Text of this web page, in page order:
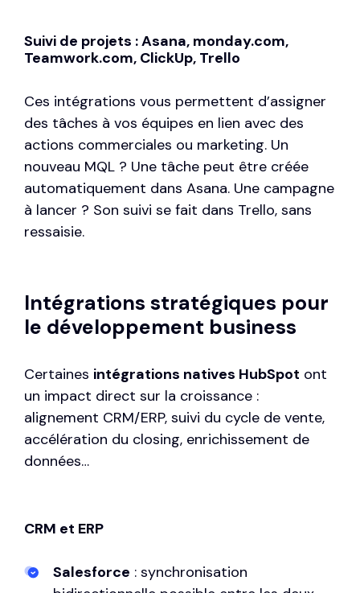
Suivi de projets : Asana, monday.com,
Teamwork.com, ClickUp, Trello
Ces intégrations vous permettent d’assigner
des tâches à vos équipes en lien avec des
actions commerciales ou marketing. Un
nouveau MQL ? Une tâche peut être créée
automatiquement dans Asana. Une campagne
à lancer ? Son suivi se fait dans Trello, sans
ressaisie.
Intégrations stratégiques pour
le développement business
Certaines intégrations natives HubSpot ont
un impact direct sur la croissance :
alignement CRM/ERP, suivi du cycle de vente,
accélération du closing, enrichissement de
données…
CRM et ERP
Salesforce : synchronisation